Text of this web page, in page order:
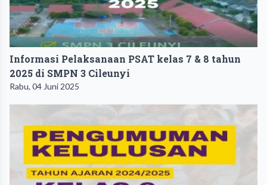
Informasi Pelaksanaan PSAT kelas 7 & 8 tahun
2025 di SMPN 3 Cileunyi
Rabu, 04 Juni 2025